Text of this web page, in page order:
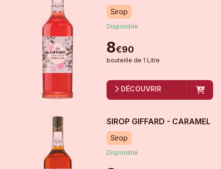
Sirop
Disponible
8€90
bouteille de 1 Litre
DÉCOUVRIR
SIROP GIFFARD - CARAMEL
Sirop
Disponible